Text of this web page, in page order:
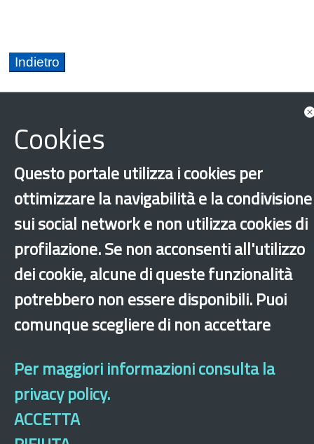
Integrazione
Nuove generazioni
Prestazioni sociali
Rifugiati
Seconde generazioni
Altri comuni Milano
×
Cookies
Questo portale utilizza i cookies per
ottimizzare la navigabilità e la condivisione
sui social network e non utilizza cookies di
profilazione. Se non acconsenti all'utilizzo
dei cookie, alcune di queste funzionalità
potrebbero non essere disponibili. Puoi
comunque scegliere di non accettare
Per maggiori informazioni consulta la
privacy policy.
ACCETTA
Dichiarazione di accessibilità Mappa del sito Legal & Privacy
Contatti